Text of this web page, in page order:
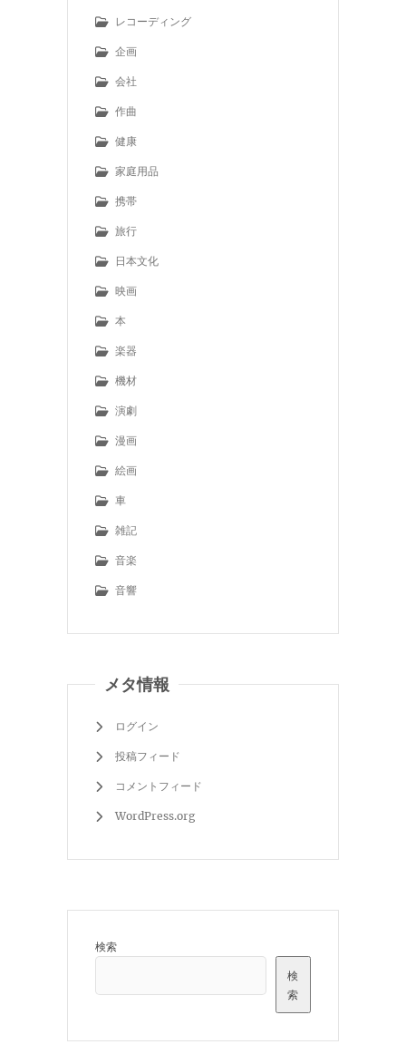
レコーディング
企画
会社
作曲
健康
家庭用品
携帯
旅行
日本文化
映画
本
楽器
機材
演劇
漫画
絵画
車
雑記
音楽
音響
メタ情報
ログイン
投稿フィード
コメントフィード
WordPress.org
検索
検
索